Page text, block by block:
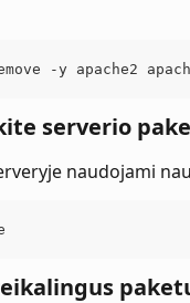
-y apache2
serverio
naudojami